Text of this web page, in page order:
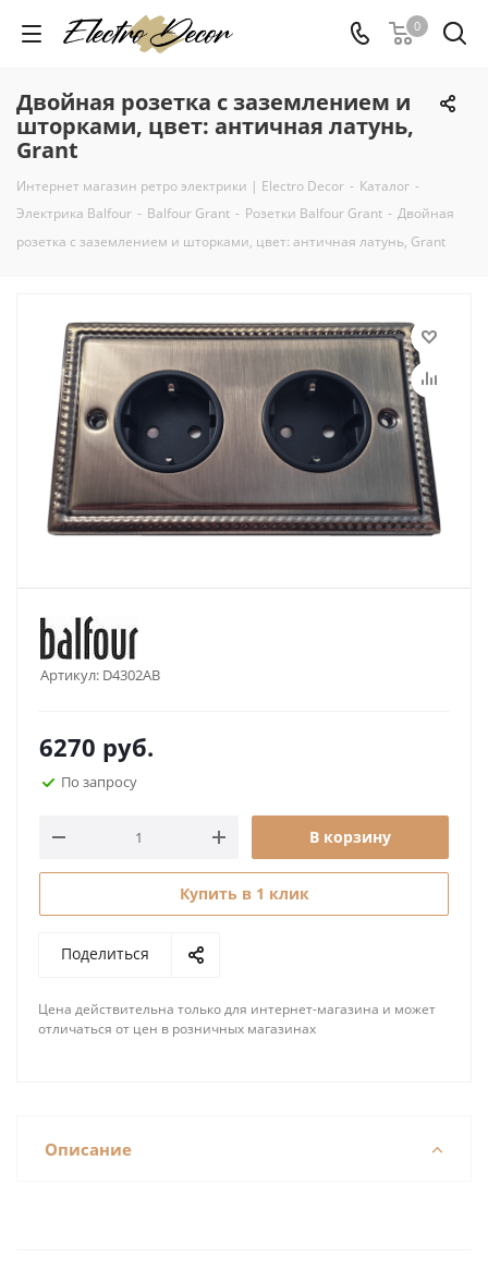
0
Двойная розетка с заземлением и
шторками, цвет: античная латунь,
Grant
Интернет магазин ретро электрики | Electro Decor - Каталог -
Электрика Balfour - Balfour Grant - Розетки Balfour Grant - Двойная
розетка с заземлением и шторками, цвет: античная латунь, Grant
Артикул: D4302AB
6270 руб.
По запросу
В корзину
Купить в 1 клик
Поделиться
Цена действительна только для интернет-магазина и может
отличаться от цен в розничных магазинах
Описание